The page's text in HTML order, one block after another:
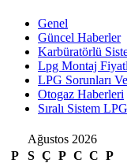
Genel
Güncel Haberler
Karbüratörlü
Lpg Montaj
LPG Sorunları
Otogaz Haberleri
Sıralı Sistem
Ağustos 2026
P
S Ç P C C P